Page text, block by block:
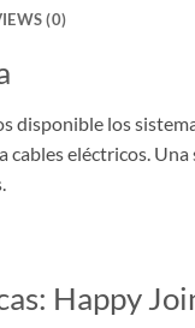
(0)
disponible los
cables eléctricos.
Happy